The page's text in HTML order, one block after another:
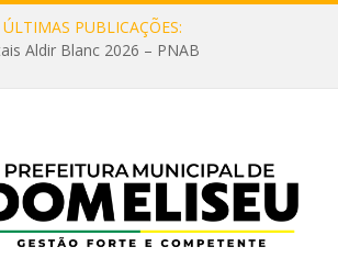
ÚLTIMAS PUBLICAÇÕES:
Aldir Blanc 2026 – PNAB